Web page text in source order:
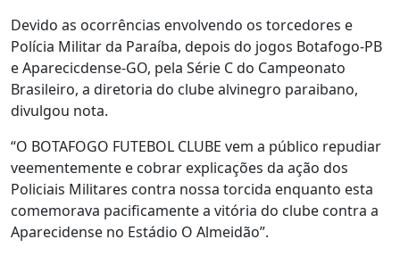
Devido as ocorrências envolvendo os torcedores e
Polícia Militar da Paraíba, depois do jogos Botafogo-PB
e Aparecicdense-GO, pela Série C do Campeonato
Brasileiro, a diretoria do clube alvinegro paraibano,
divulgou nota.
“O BOTAFOGO FUTEBOL CLUBE vem a público repudiar
veementemente e cobrar explicações da ação dos
Policiais Militares contra nossa torcida enquanto esta
comemorava pacificamente a vitória do clube contra a
Aparecidense no Estádio O Almeidão”.